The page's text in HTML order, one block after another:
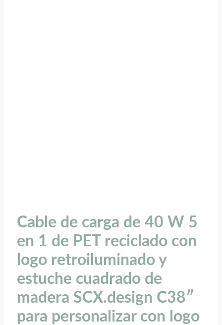
Cable de carga de 40 W 5
en 1 de PET reciclado con
logo retroiluminado y
estuche cuadrado de
madera SCX.design C38″
para personalizar con logo